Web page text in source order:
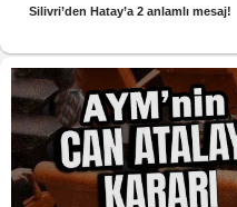
Silivri’den Hatay’a 2 anlamlı mesaj!